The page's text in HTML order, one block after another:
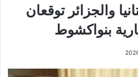
والجزائر توقعان